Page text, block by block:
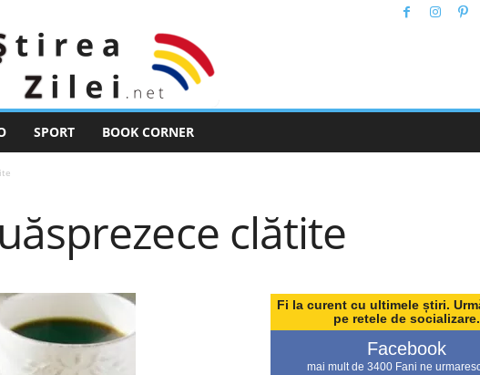
SPORT BOOK CORNER
clătite
Fi la curent cu ultimele știri.
pe retele de socializare.
Facebook
mai mult de 3400 Fani ne